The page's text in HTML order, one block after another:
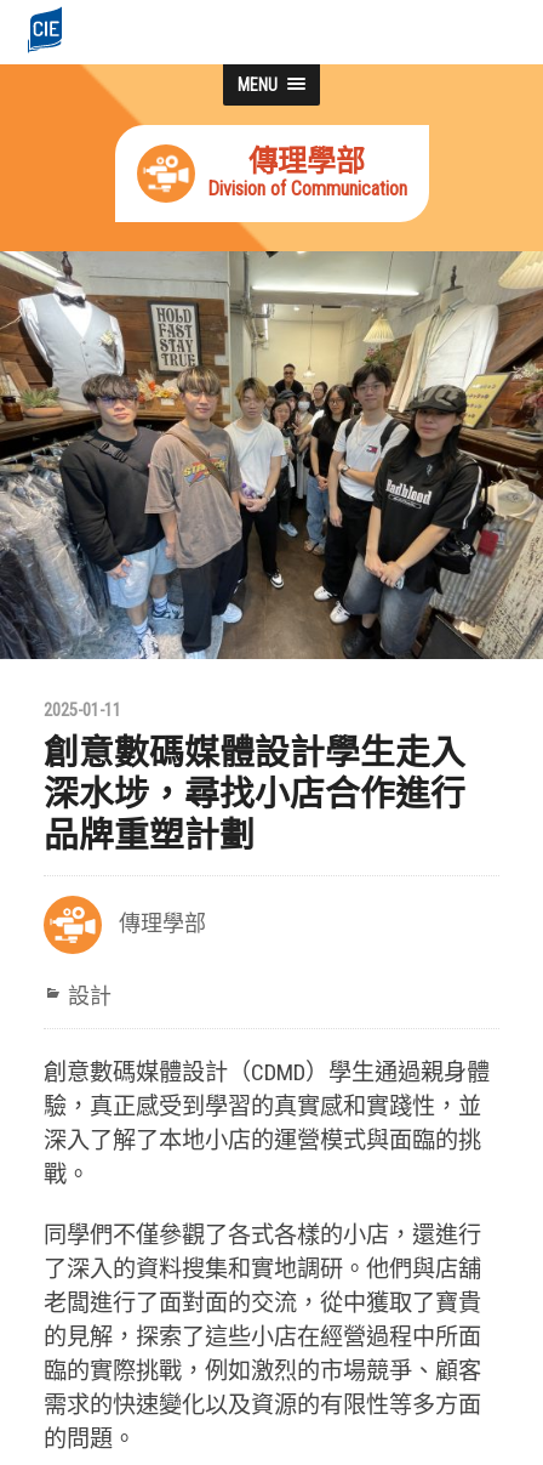
MENU
傳理學部
Division of Communication
2025-01-11
創意數碼媒體設計學生走入
深水埗，尋找小店合作進行
品牌重塑計劃
傳理學部
設計
創意數碼媒體設計（CDMD）學生通過親身體
驗，真正感受到學習的真實感和實踐性，並
深入了解了本地小店的運營模式與面臨的挑
戰。
同學們不僅參觀了各式各樣的小店，還進行
了深入的資料搜集和實地調研。他們與店舖
老闆進行了面對面的交流，從中獲取了寶貴
的見解，探索了這些小店在經營過程中所面
臨的實際挑戰，例如激烈的市場競爭、顧客
需求的快速變化以及資源的有限性等多方面
的問題。